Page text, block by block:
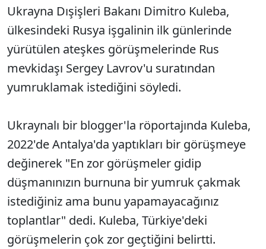
Ukrayna Dışişleri Bakanı Dimitro Kuleba,
ülkesindeki Rusya işgalinin ilk günlerinde
yürütülen ateşkes görüşmelerinde Rus
mevkidaşı Sergey Lavrov'u suratından
yumruklamak istediğini söyledi.
Ukraynalı bir blogger'la röportajında Kuleba,
2022'de Antalya'da yaptıkları bir görüşmeye
değinerek "En zor görüşmeler gidip
düşmanınızın burnuna bir yumruk çakmak
istediğiniz ama bunu yapamayacağınız
toplantlar" dedi. Kuleba, Türkiye'deki
görüşmelerin çok zor geçtiğini belirtti.